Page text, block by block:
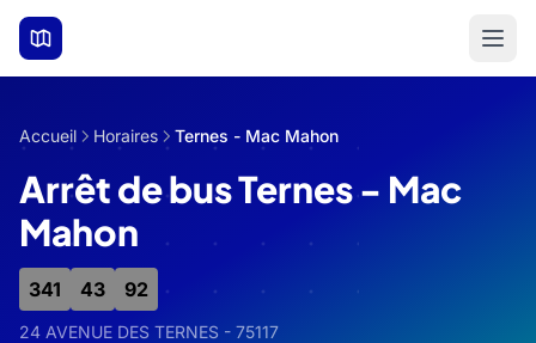
Aller au contenu principal
Accueil Horaires Ternes - Mac Mahon
Arrêt de bus Ternes - Mac
Mahon
341 43 92
24 AVENUE DES TERNES - 75117